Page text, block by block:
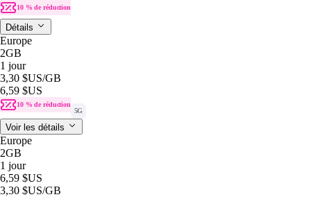
10 % de réduction
Détails
Europe
2GB
1 jour
3,30 $US/GB
6,59 $US
10 % de réduction
5G
Voir les détails
Europe
2GB
1 jour
6,59 $US
3,30 $US/GB